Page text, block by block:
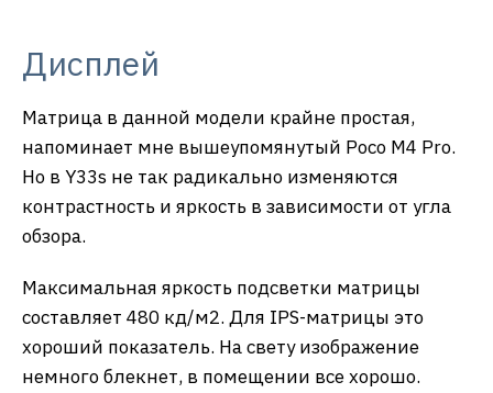
Дисплей
Матрица в данной модели крайне простая,
напоминает мне вышеупомянутый Poco M4 Pro.
Но в Y33s не так радикально изменяются
контрастность и яркость в зависимости от угла
обзора.
Максимальная яркость подсветки матрицы
составляет 480 кд/м2. Для IPS-матрицы это
хороший показатель. На свету изображение
немного блекнет, в помещении все хорошо.